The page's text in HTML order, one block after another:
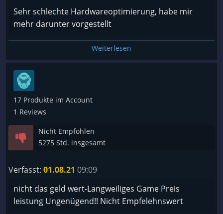
Spiel macht in der jetzigen Form keinen Spaß,
sondern führt nur zu Ärger und Wut, da die
unausweichlichen Unfälle das Konto des
Busunternehmens belasten. Warum das Spiel in
ein Rätsel. Ich habe auch nicht den Eindruck, dass
sich in Zukunft irgendetwas verbessern wird. Beim
Fernbus-Simulator schafft man es ja leider auch
nicht, das Spiel durch Updates merkbar zu
verbessern.
Sehr schlechte Hardwareoptimierung, habe mir
mehr darunter vorgestellt
Weiterlesen
17 Produkte im Account
1 Reviews
Nicht Empfohlen
5275 Std. insgesamt
Verfasst: 01.08.21 09:09
nicht das geld wert-Langweiliges Game Preis
leistung Ungenügend!! Nicht Empfelehnswert